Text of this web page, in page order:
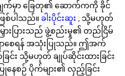
က်မှာ ခြေတု၏ ဆောက်ကကို ခိုင်
စ်ပါသည်။ ခါးပိုင်းဆူး , သို့မဟုတ်
ြှားပြားသည် ဖွဲ့စည်းမှု၏ တည်ငြိမ်
ာစေရန် အသုံးပြုသည်။ ဤအက်
င်း သို့မဟုတ် ချုပ်ဆိုင်းထားခြင်း
ေစဉ် ပိုက်များ၏ လှည့်ခြင်း